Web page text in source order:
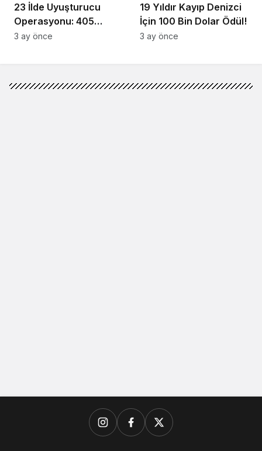
23 İlde Uyuşturucu
Operasyonu: 405
Gözaltı!
3 ay önce
19 Yıldır Kayıp Denizci
İçin 100 Bin Dolar Ödül!
3 ay önce